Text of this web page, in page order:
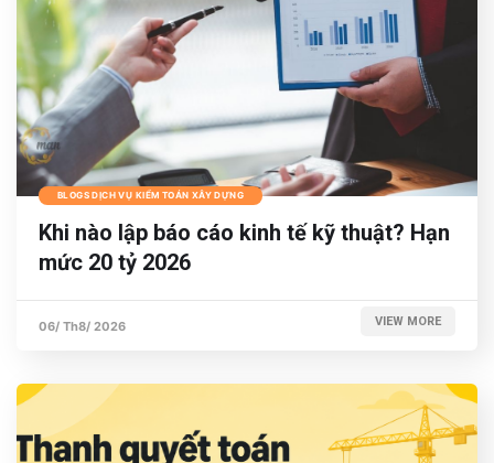
BLOGS DỊCH VỤ KIỂM TOÁN XÂY DỰNG
Khi nào lập báo cáo kinh tế kỹ thuật? Hạn
mức 20 tỷ 2026
06/ Th8/ 2026 VIEW MORE